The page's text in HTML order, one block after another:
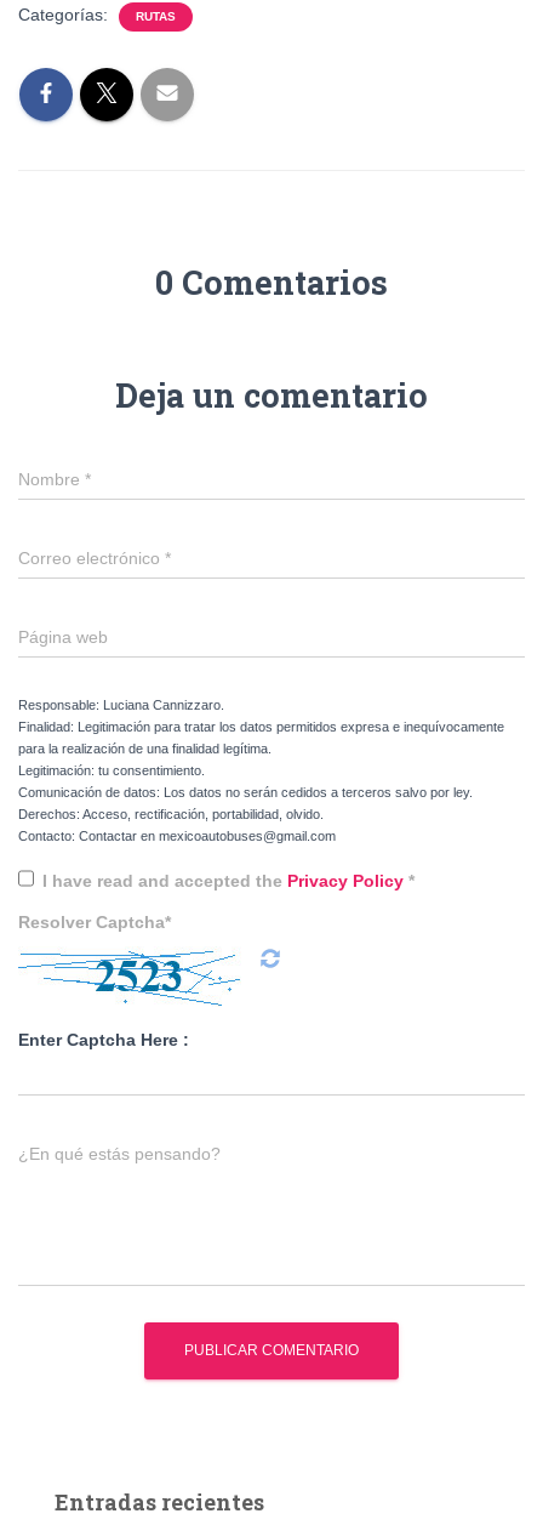
Categorías: RUTAS
0 Comentarios
Deja un comentario
Nombre *
Correo electrónico *
Página web
Responsable: Luciana Cannizzaro.
Finalidad: Legitimación para tratar los datos permitidos expresa e inequívocamente
para la realización de una finalidad legítima.
Legitimación: tu consentimiento.
Comunicación de datos: Los datos no serán cedidos a terceros salvo por ley.
Derechos: Acceso, rectificación, portabilidad, olvido.
Contacto: Contactar en mexicoautobuses@gmail.com
I have read and accepted the Privacy Policy *
Resolver Captcha*
Enter Captcha Here :
¿En qué estás pensando?
Entradas recientes